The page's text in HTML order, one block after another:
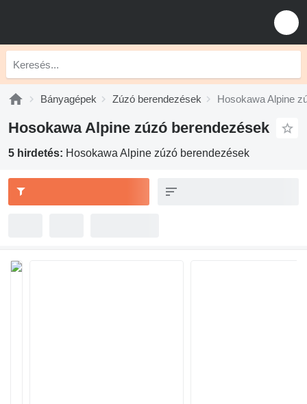
Bányagépek Zúzó berendezések Hosokawa Alpine
Hosokawa Alpine zúzó berendezések
5 hirdetés: Hosokawa Alpine zúzó berendezések